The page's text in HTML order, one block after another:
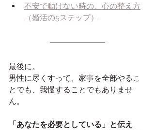
不安で動けない時の、心の整え方
（婚活の5ステップ）
最後に。
男性に尽くすって、家事を全部やるこ
とでも、我慢することでもありませ
ん。
「あなたを必要としている」と伝え